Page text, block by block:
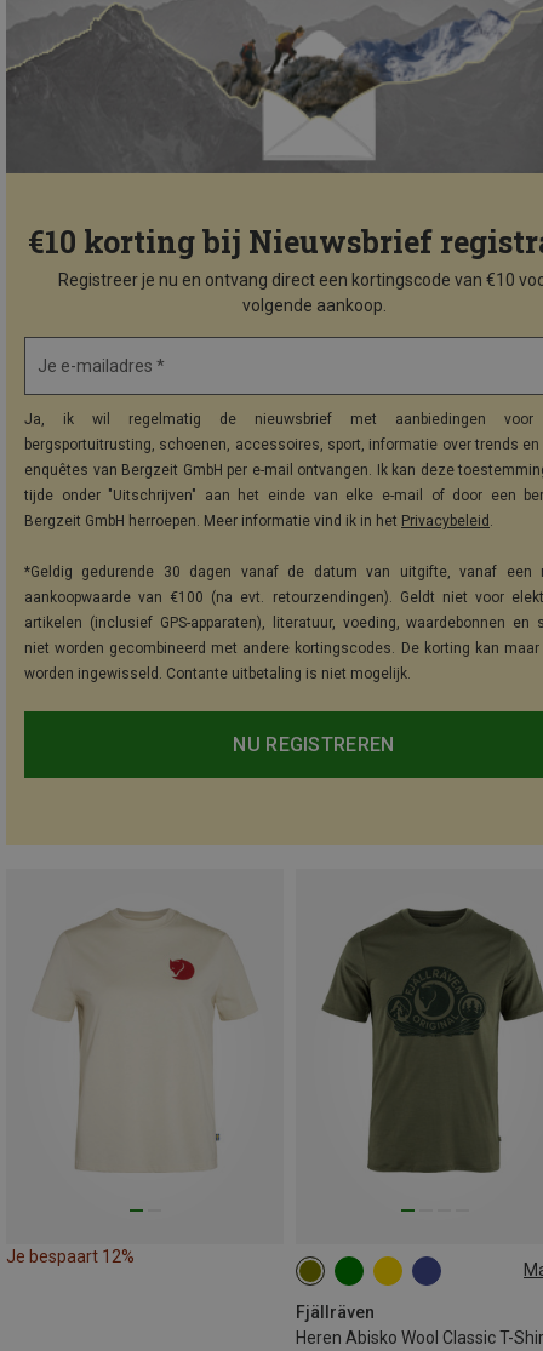
€10 korting bij Nieuwsbrief
Registreer je nu en ontvang direct een kortingscode van €10
volgende aankoop.
Je e-mailadres *
Ja, ik wil regelmatig de nieuwsbrief met aanbiedingen voor
bergsportuitrusting, schoenen, accessoires, sport, informatie over trends
enquêtes van Bergzeit GmbH per e-mail ontvangen. Ik kan deze
tijde onder "Uitschrijven" aan het einde van elke e-mail of door een
Bergzeit GmbH herroepen. Meer informatie vind ik in het Privacybeleid .
*Geldig gedurende 30 dagen vanaf de datum van uitgifte, vanaf een
aankoopwaarde van €100 (na evt. retourzendingen). Geldt niet voor
artikelen (inclusief GPS-apparaten), literatuur, voeding, waardebonnen en
niet worden gecombineerd met andere kortingscodes. De korting kan maar
worden ingewisseld. Contante uitbetaling is niet mogelijk.
NU REGISTREREN
Je bespaart 12%
Fjällräven
Heren Abisko Wool Classic T-
XS S